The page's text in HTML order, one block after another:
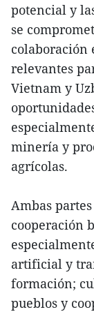
potencial y
se
colaboración
relevantes
Vietnam y
minería y
agrícolas.
Ambas
cooperación
artificial y
formación;
pueblos y